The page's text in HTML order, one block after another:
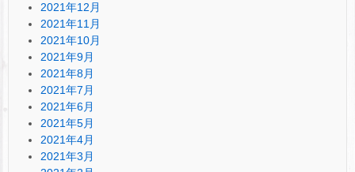
2021年12月
2021年11月
2021年10月
2021年9月
2021年8月
2021年7月
2021年6月
2021年5月
2021年4月
2021年3月